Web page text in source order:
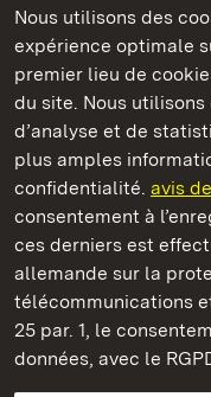
Nous utilisons des
expérience optimale
premier lieu de
du site. Nous
d’analyse et de
plus amples
confidentialité. avis
consentement à
ces derniers est
allemande sur la
télécommunications
25 par. 1, le
données, avec le
Châteaux et jardins
Château-fort Hochburg
Châteaux et jardins
FAQ et réponses
Explications sur
BITV-konform